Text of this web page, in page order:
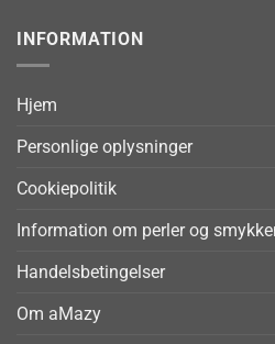
INFORMATION
Hjem
Personlige oplysninger
Cookiepolitik
Information om perler og
Handelsbetingelser
Om aMazy